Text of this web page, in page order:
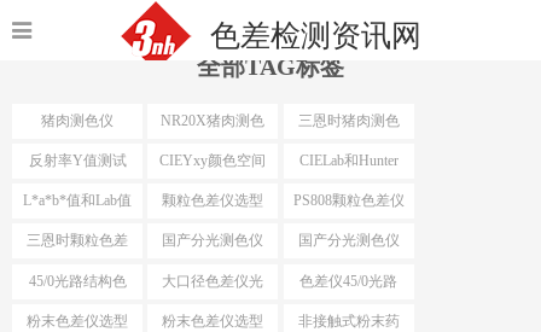
色差检测资讯网
全部TAG标签
猪肉测色仪 NR20X猪肉测色
仪
三恩时猪肉测色
仪
反射率Y值测试 CIEYxy颜色空间 CIELab和Hunter
Lab
L*a*b*值和Lab值 颗粒色差仪选型 PS808颗粒色差仪
三恩时颗粒色差
仪
国产分光测色仪 国产分光测色仪
最小口径
45/0光路结构色
差仪
大口径色差仪光
路结构
色差仪45/0光路
结构
粉末色差仪选型 粉末色差仪选型 非接触式粉末药